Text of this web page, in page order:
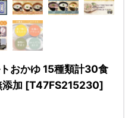
おかゆ 15種類計30食
加 [T47FS215230]